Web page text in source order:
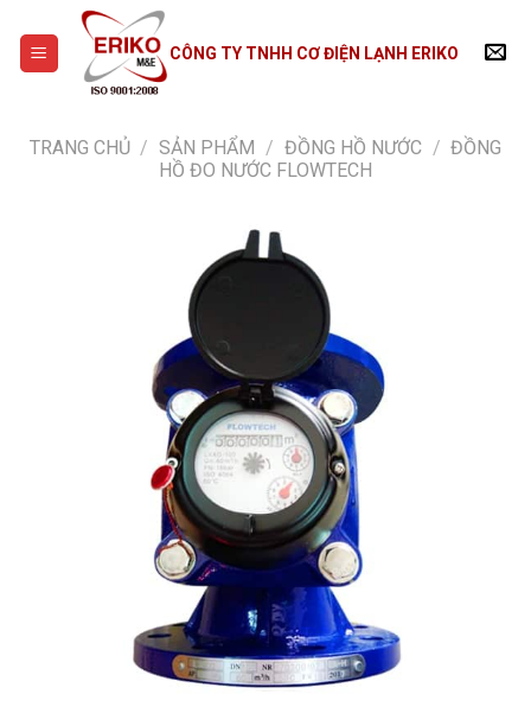
content
CÔNG TY TNHH CƠ ĐIỆN LẠNH ERIKO
TRANG CHỦ / SẢN PHẨM / ĐỒNG HỒ NƯỚC / ĐỒNG
HỒ ĐO NƯỚC FLOWTECH